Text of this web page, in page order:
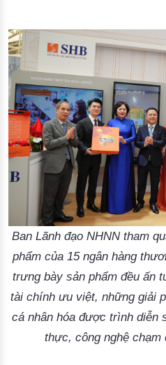
Ban Lãnh đạo NHNN tham
phẩm của 15 ngân hàng
trưng bày sản phẩm đều ấn
tài chính ưu việt, những giải
cá nhân hóa được trình diễn
thực, công nghệ chạm